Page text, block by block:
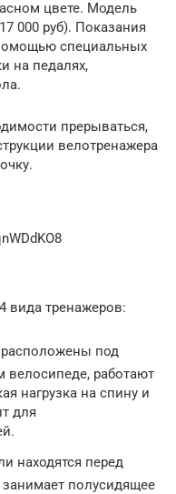
цвете. Модель
000 руб). Показания
специальных
на педалях,
прерываться,
велотренажера
вида тренажеров:
под
работают
нагрузка на спину и
для
находятся перед
полусидящее